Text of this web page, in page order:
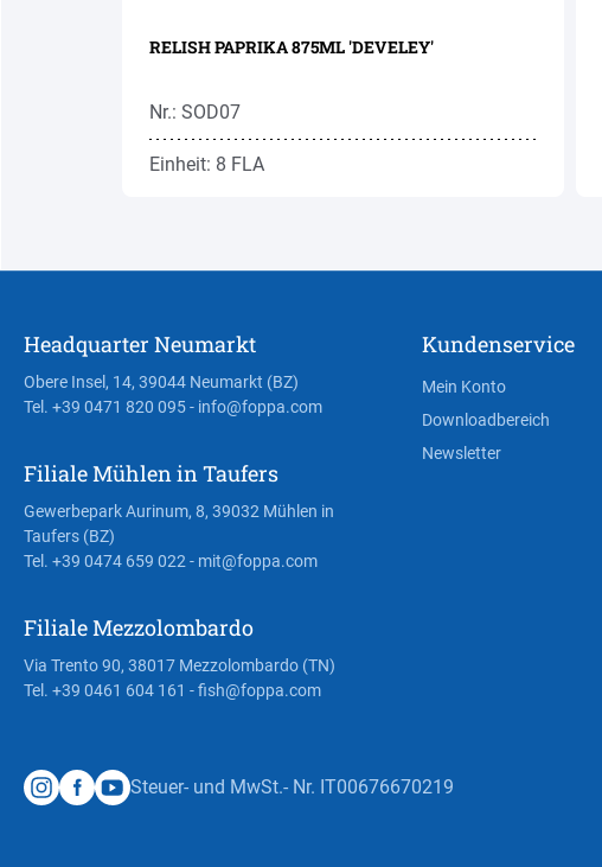
RELISH PAPRIKA 875ML 'DEVELEY'
Nr.: SOD07
Einheit: 8 FLA
Headquarter Neumarkt
Obere Insel, 14, 39044 Neumarkt (BZ)
Tel. +39 0471 820 095- info@foppa.com
Filiale Mühlen in Taufers
Gewerbepark Aurinum, 8, 39032 Mühlen in
Taufers (BZ)
Tel. +39 0474 659 022 - mit@foppa.com
Filiale Mezzolombardo
Via Trento 90, 38017 Mezzolombardo (TN)
Tel. +39 0461 604 161 - fish@foppa.com
Kundenservice
Mein Konto
Downloadbereich
Newsletter
Steuer- und MwSt.- Nr. IT00676670219